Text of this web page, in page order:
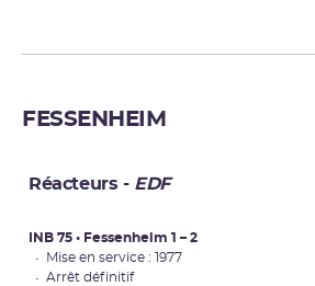
FESSENHEIM
Réacteurs - EDF
INB 75 • Fessenheim 1 – 2
• Mise en service : 1977
• Arrêt définitif